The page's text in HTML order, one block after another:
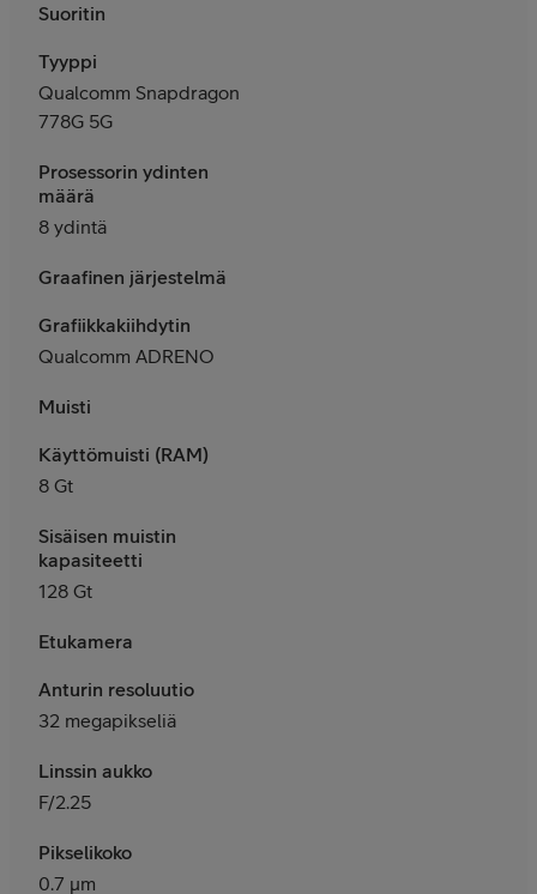
Suoritin
Tyyppi
Qualcomm Snapdragon
778G 5G
Prosessorin ydinten
määrä
8 ydintä
Graafinen järjestelmä
Grafiikkakiihdytin
Qualcomm ADRENO
Muisti
Käyttömuisti (RAM)
8 Gt
Sisäisen muistin
kapasiteetti
128 Gt
Etukamera
Anturin resoluutio
32 megapikseliä
Linssin aukko
F/2.25
Pikselikoko
0.7 μm